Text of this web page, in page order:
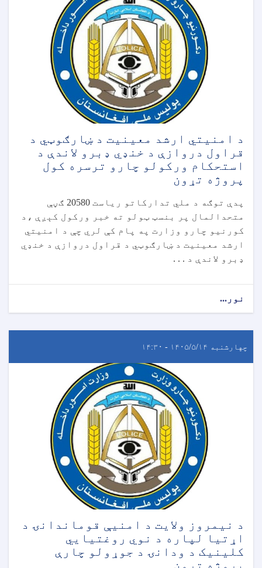
د امنیتي ارشد معینیت د ښارګوټي د
قراول دروازې د خنډي ډبرو لاندې د
استحکام ورکولو چارو ترسره کول
پروژه تړون
پدې توګه د ملي تدارکاتو ریاست 20580 ګڼې
متحدالمال پر بنسټ ټولو ته خبر ورکول کېږې ،د
کورنیو چارو وزارت په پام کې لري چې د امنیتي
ارشد معینیت د ښارګوټي د قراول دروازې د خنډي
ډبرو لاندې د . . .
نور...
چهارشنبه ۱۴۰۵/۵/۱۴ - ۱۴:۳۰
د نیمروز ولایت د امنیې قوماندانۍ د
اړتیا لپاره د نوي روغتیايي
کلینیک د ودانۍ د جوړولو چارې